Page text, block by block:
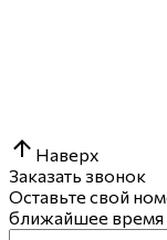
Наверх
Заказать звонок
Оставьте свой
ближайшее время